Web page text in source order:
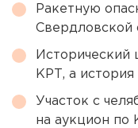
Ракетную
Свердловской
Исторический
КРТ, а
Участок с
на аукцион по